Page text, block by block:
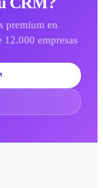
premium en
12.000 empresas